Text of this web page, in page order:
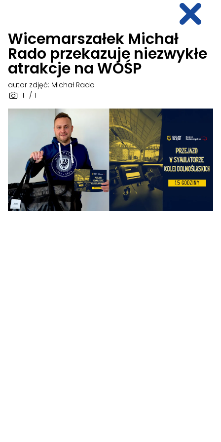
Wicemarszałek Michał
Rado przekazuje niezwykłe
atrakcje na WOŚP
1 / 1
autor zdjęć: Michał Rado